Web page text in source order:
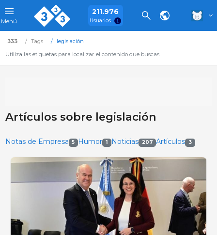
Menú
211.976
Usuarios
333 Tags
legislación
Utiliza las etiquetas para localizar el contenido que buscas.
Artículos sobre legislación
Notas de Empresa 5 Humor 1 Noticias 207 Artículos 3